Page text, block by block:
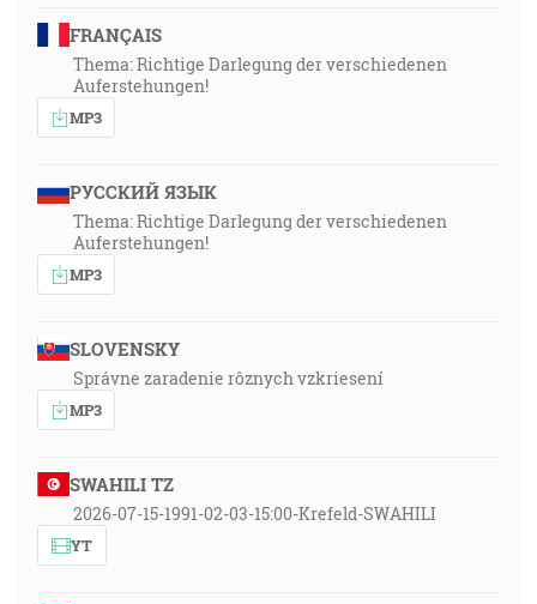
FRANÇAIS
Thema: Richtige Darlegung der verschiedenen
Auferstehungen!
MP3
РУССКИЙ ЯЗЫК
Thema: Richtige Darlegung der verschiedenen
Auferstehungen!
MP3
SLOVENSKY
Správne zaradenie rôznych vzkriesení
MP3
SWAHILI TZ
2026-07-15-1991-02-03-15:00-Krefeld-SWAHILI
YT